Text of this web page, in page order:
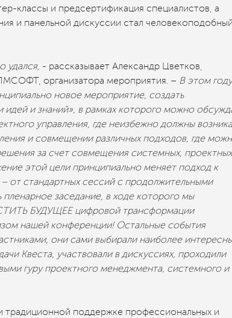
классы и предсертификация специалистов, а
и панельной дискуссии стал человекоподобный
удался, - рассказывает Александр Цветков,
организатора мероприятия. – В этом году
новое мероприятие, создать
идей и знаний», в рамках которого можно
управления, где неизбежно должны
и совмещении различных подходов, где
за счет совмещения системных,
этой цели принципиально меняет подход к
стандартных сессий с продолжительными
заседание, в ходе которого мы
БУДУЩЕЕ цифровой трансформации
нашей конференции! Остальные события
они сами выбирали наиболее
Квеста, участвовали в дискуссиях, проходили
гуру проектного менеджмента, системного и
поддержке профессиональных и